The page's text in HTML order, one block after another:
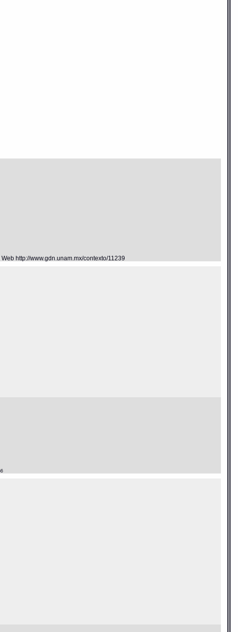
http://www.gdn.unam.mx/contexto/11239